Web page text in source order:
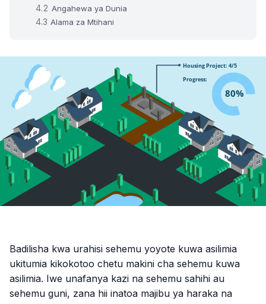
Angahewa ya Dunia
Alama za Mtihani
Badilisha kwa urahisi sehemu yoyote kuwa asilimia
ukitumia kikokotoo chetu makini cha sehemu kuwa
asilimia. Iwe unafanya kazi na sehemu sahihi au
sehemu guni, zana hii inatoa majibu ya haraka na